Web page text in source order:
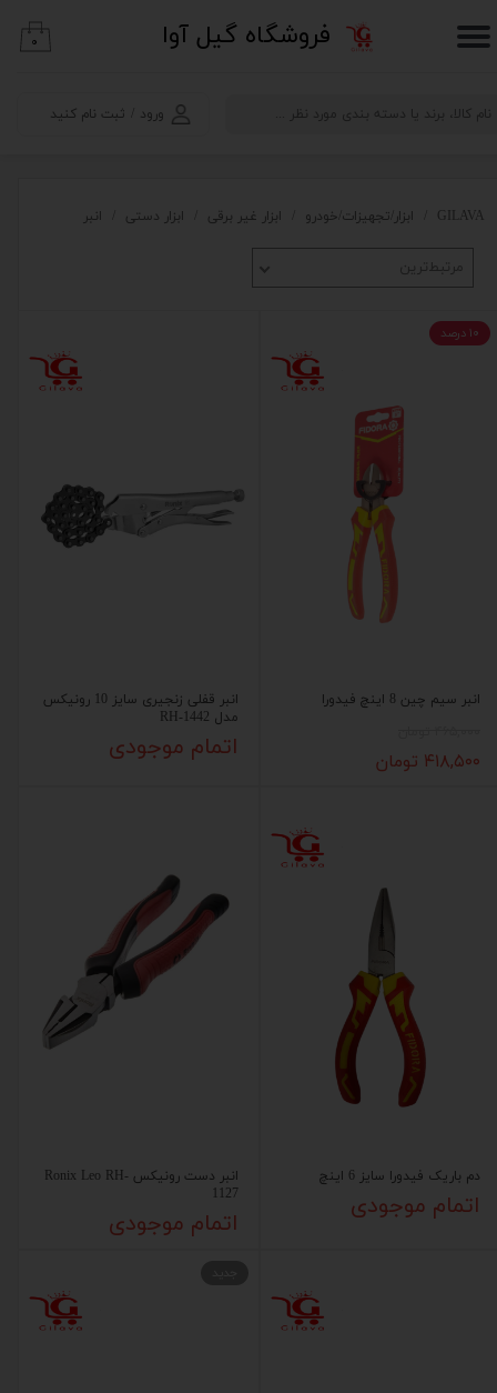
​فروشگاه گیل آوا
ورود ثبت نام کنید
حساب کاربری من
۰
GILAVA ابزار/تجهیزات/خودرو ابزار غیر برقی ابزار دستی انبر
مرتبط‌ترین
انبر سیم چین 8 اینچ فیدورا
۴۱۸,۵۰۰ تومان
۱۰ درصد
انبر قفلی زنجیری سایز 10 رونیکس
مدل RH-1442
اتمام موجودی
دم باریک فیدورا سایز 6 اینچ
اتمام موجودی
انبر دست رونیکس Ronix Leo RH-
1127
اتمام موجودی